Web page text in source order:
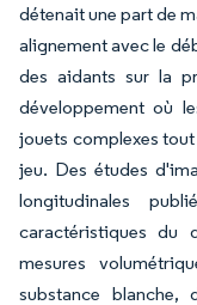
détenait une part de
alignement avec le
des aidants sur la
développement où
jouets complexes
jeu. Des études
longitudinales
caractéristiques du
mesures
substance